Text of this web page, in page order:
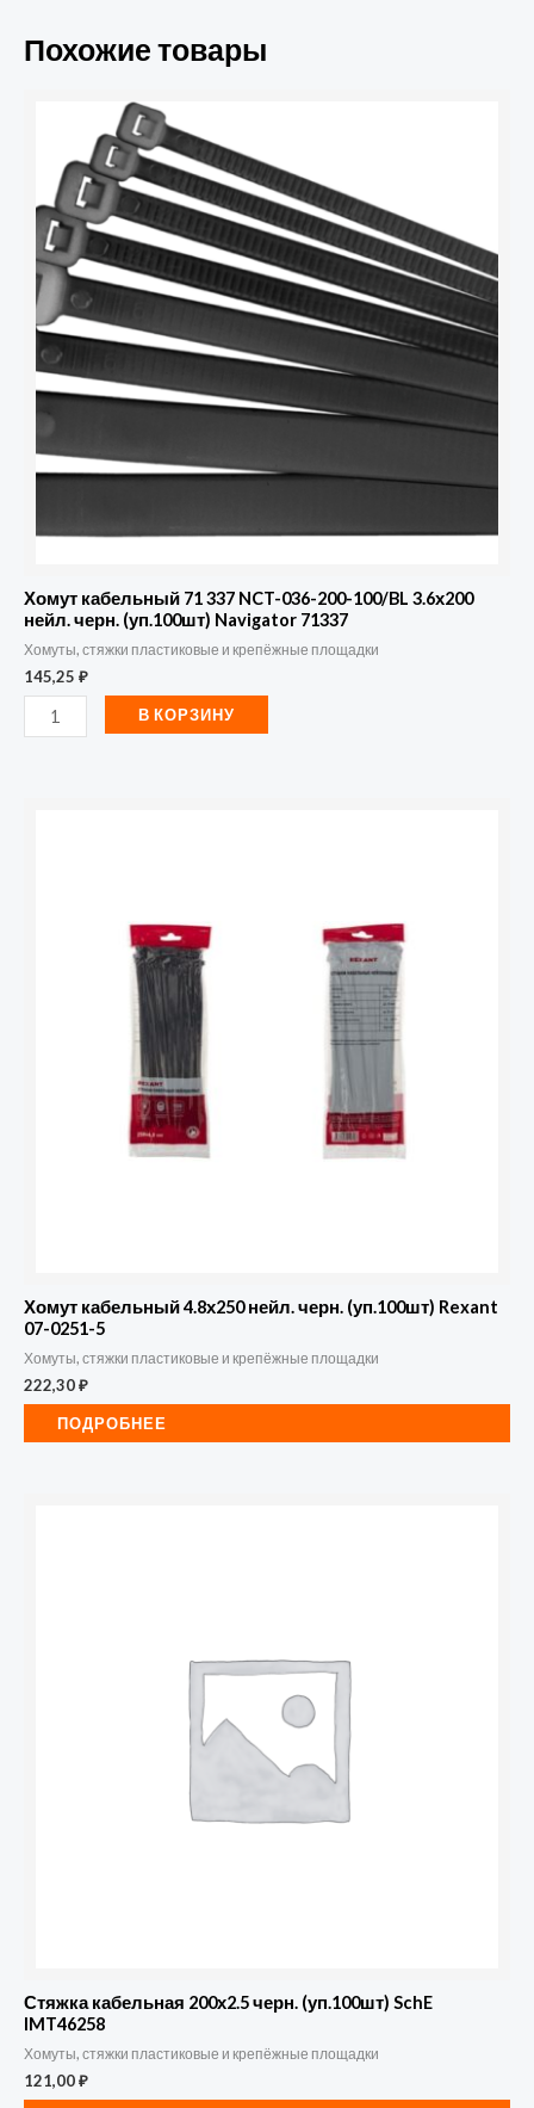
Похожие товары
Хомут кабельный 71 337 NCT-036-200-100/BL 3.6х200
нейл. черн. (уп.100шт) Navigator 71337
Хомуты, стяжки пластиковые и крепёжные площадки
145,25 ₽
Хомут
кабельный
337
NCT-
036-
200-
100/BL
нейл.
71337
В КОРЗИНУ
Хомут кабельный 4.8х250 нейл. черн. (уп.100шт) Rexant
07-0251-5
Хомуты, стяжки пластиковые и крепёжные площадки
222,30₽
ПОДРОБНЕЕ
Стяжка кабельная 200х2.5 черн. (уп.100шт) SchE
IMT46258
Хомуты, стяжки пластиковые и крепёжные площадки
121,00₽